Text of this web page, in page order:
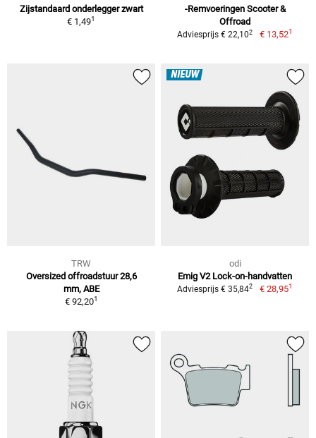
Zijstandaard onderlegger zwart
€ 1,491
-Remvoeringen Scooter &
Offroad
Adviesprijs € 22,102 € 13,521
TRW
Oversized offroadstuur 28,6
mm, ABE
€ 92,201
NIEUW
odi
Emig V2 Lock-on-handvatten
Adviesprijs € 35,842 € 28,951